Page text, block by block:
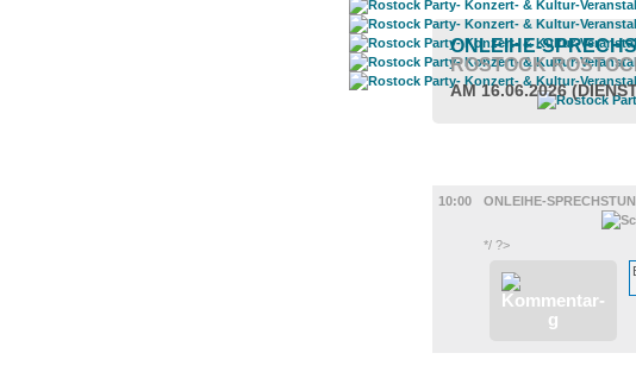
ONLEIHE-
ROSTOCK
AM 16.06.2026
10:00
ONLEIHE-
*/ ?>